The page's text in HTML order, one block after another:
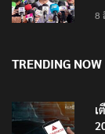
8
TRENDING NOW
เ